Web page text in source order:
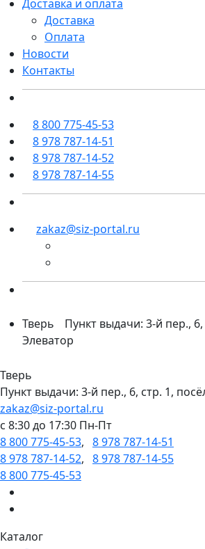
Доставка и оплата
Доставка
Оплата
Новости
Контакты
8 800 775-45-53
8 978 787-14-51
8 978 787-14-52
8 978 787-14-55
zakaz@siz-portal.ru
Тверь
Пункт выдачи: 3-й пер.,
Элеватор
Тверь
Пункт выдачи: 3-й пер., 6, стр. 1,
zakaz@siz-portal.ru
c 8:30 до 17:30 Пн-Пт
8 800 775-45-53, 8 978 787-14-51
8 978 787-14-52, 8 978 787-14-55
8 800 775-45-53
Каталог